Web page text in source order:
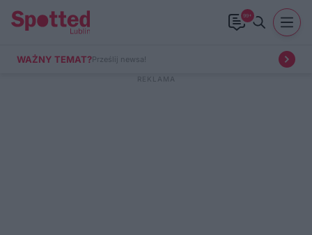
99+
WAŻNY TEMAT?Prześlij newsa!